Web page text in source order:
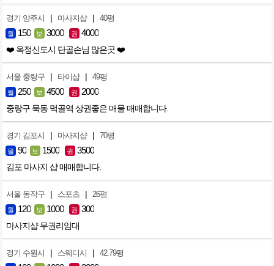
경기 양주시 | 마사지샵 | 40평
월 150 보 3000 권 4000
❤️ 옥정신도시 단골손님 많은곳 ❤️
서울 중랑구 | 타이샵 | 49평
월 250 보 4500 권 2000
중랑구 묵동 먹골역 상권좋은 매물 매매합니다.
경기 김포시 | 마사지샵 | 70평
월 90 보 1500 권 3500
김포 마사지 샵 매매합니다.
서울 동작구 | 스포츠 | 26평
월 120 보 1000 권 300
마사지샵 무권리임대
경기 수원시 | 스웨디시 | 42.79평